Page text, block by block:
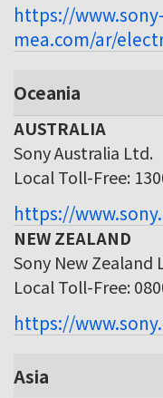
https://www.sony-
mea.com/ar/
Oceania
AUSTRALIA
Sony Australia Ltd.
Local Toll-Free:
https://
NEW ZEALAND
Sony New Zealand
Local Toll-Free:
https://
Asia